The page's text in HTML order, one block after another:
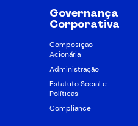
Governança
Corporativa
Composição
Acionária
Administração
Estatuto Social e
Políticas
Compliance